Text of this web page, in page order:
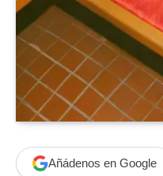
Añádenos en Google